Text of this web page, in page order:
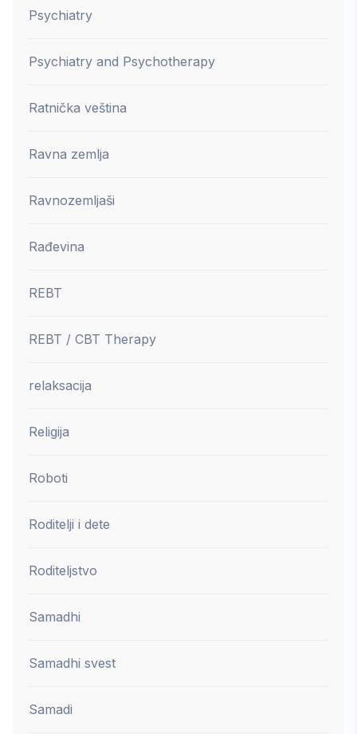
Psychiatry
Psychiatry and Psychotherapy
Ratnička veština
Ravna zemlja
Ravnozemljaši
Rađevina
REBT
REBT / CBT Therapy
relaksacija
Religija
Roboti
Roditelji i dete
Roditeljstvo
Samadhi
Samadhi svest
Samadi